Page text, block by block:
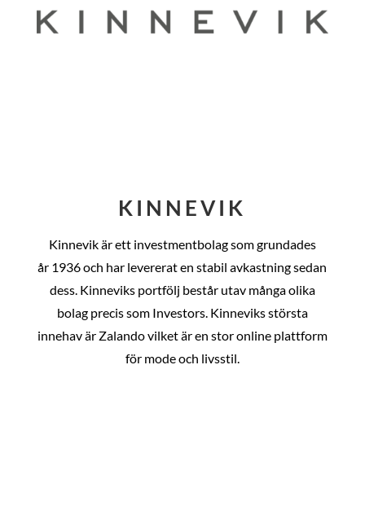
KINNEVIK
Kinnevik är ett investmentbolag som grundades
år 1936 och har levererat en stabil avkastning sedan
dess. Kinneviks portfölj består utav många olika
bolag precis som Investors. Kinneviks största
innehav är Zalando vilket är en stor online plattform
för mode och livsstil.